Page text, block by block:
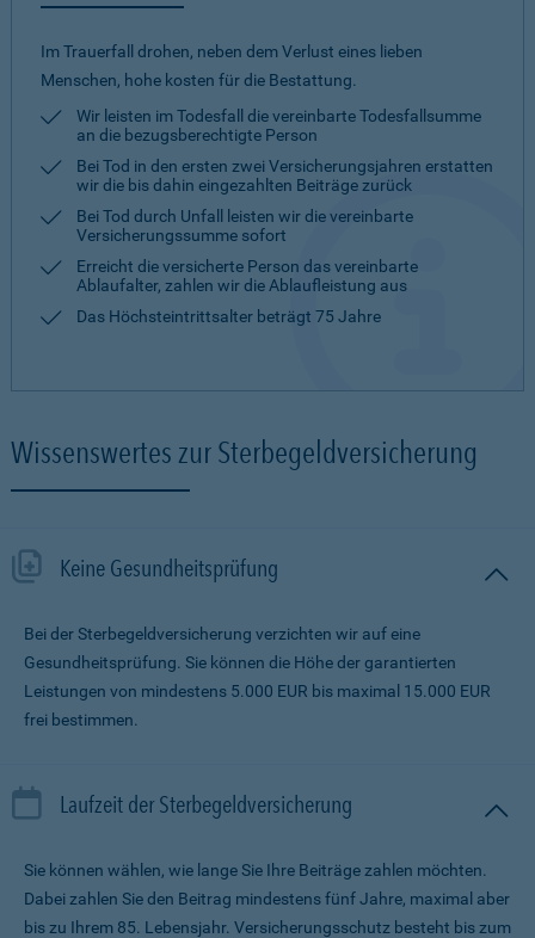
Im Trauerfall drohen, neben dem Verlust eines lieben
Menschen, hohe kosten für die Bestattung.
Wir leisten im Todesfall die vereinbarte Todesfallsumme
an die bezugsberechtigte Person
Bei Tod in den ersten zwei Versicherungsjahren erstatten
wir die bis dahin eingezahlten Beiträge zurück
Bei Tod durch Unfall leisten wir die vereinbarte
Versicherungssumme sofort
Erreicht die versicherte Person das vereinbarte
Ablaufalter, zahlen wir die Ablaufleistung aus
Das Höchsteintrittsalter beträgt 75 Jahre
Wissenswertes zur Sterbegeldversicherung
Keine Gesundheitsprüfung
Bei der Sterbegeldversicherung verzichten wir auf eine
Gesundheitsprüfung. Sie können die Höhe der garantierten
Leistungen von mindestens 5.000 EUR bis maximal 15.000 EUR
frei bestimmen.
Laufzeit der Sterbegeldversicherung
Sie können wählen, wie lange Sie Ihre Beiträge zahlen möchten.
Dabei zahlen Sie den Beitrag mindestens fünf Jahre, maximal aber
bis zu Ihrem 85. Lebensjahr. Versicherungsschutz besteht bis zum